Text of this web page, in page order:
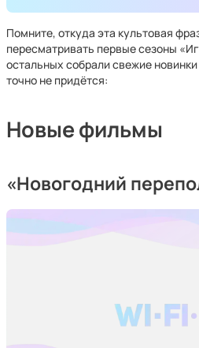
Помните, откуда эта культовая
пересматривать первые сезоны
остальных собрали свежие
точно не придётся:
Новые фильмы
«Новогодний